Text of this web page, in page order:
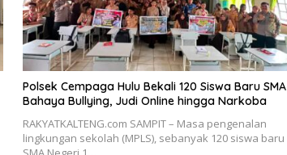
Polsek Cempaga Hulu Bekali 120 Siswa Baru SMA
Bahaya Bullying, Judi Online hingga Narkoba
RAKYATKALTENG.com SAMPIT – Masa pengenalan
lingkungan sekolah (MPLS), sebanyak 120 siswa baru